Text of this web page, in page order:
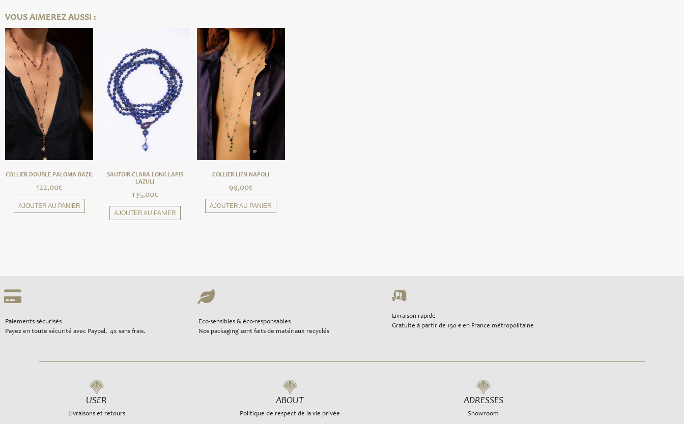
VOUS AIMEREZ AUSSI :
COLLIER DOUBLE PALOMA BAZIL
122,00€
AJOUTER AU PANIER
SAUTOIR CLARA LONG LAPIS
LAZULI
135,00€
AJOUTER AU PANIER
COLLIER LIEN NAPOLI
99,00€
AJOUTER AU PANIER
Paiements sécurisés
Payez en toute sécurité avec Paypal, 4x sans frais.
Eco-sensibles & éco-responsables
Nos packaging sont faits de matériaux recyclés
Livraison rapide
Gratuite à partir de 150 € en France métropolitaine
USER
Livraisons et retours
ABOUT
Politique de respect de la vie privée
ADRESSES
Showroom